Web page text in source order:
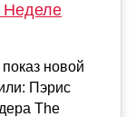
Неделе
новой
Пэрис
The